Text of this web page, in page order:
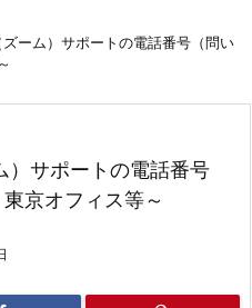
ズーム）サポートの電話番号（問い
）サポートの電話番号
京オフィス等～